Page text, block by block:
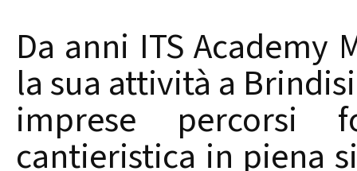
Da anni ITS Academy
la sua attività a
imprese percorsi
cantieristica in piena